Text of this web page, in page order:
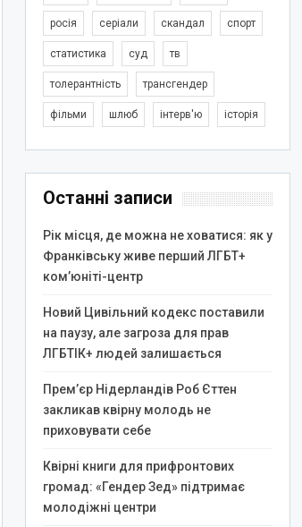
росія серіали скандал спорт
статистика суд тв
толерантність трансгендер
фільми шлюб інтерв'ю історія
Останні записи
Рік місця, де можна не ховатися: як у
Франківську живе перший ЛГБТ+
ком’юніті-центр
Новий Цивільний кодекс поставили
на паузу, але загроза для прав
ЛГБТІК+ людей залишається
Прем’єр Нідерландів Роб Єттен
закликав квірну молодь не
приховувати себе
Квірні книги для прифронтових
громад: «Гендер Зед» підтримає
молодіжні центри